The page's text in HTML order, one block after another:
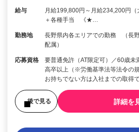
給与
月給199,800円～月給234,200円（
＋各種手当 《★…
勤務地
長野県内各エリアでの勤務 （長
配属）
応募資格
要普通免許（AT限定可）／60歳未
高卒以上（※労働基準法等法令の
お持ちでない方は入社までの取得
後で見る 詳細を